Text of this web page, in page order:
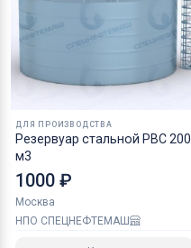
ДЛЯ ПРОИЗВОДСТВА
Резервуар стальной РВС 200
м3
1000 ₽
Москва
НПО СПЕЦНЕФТЕМАШ